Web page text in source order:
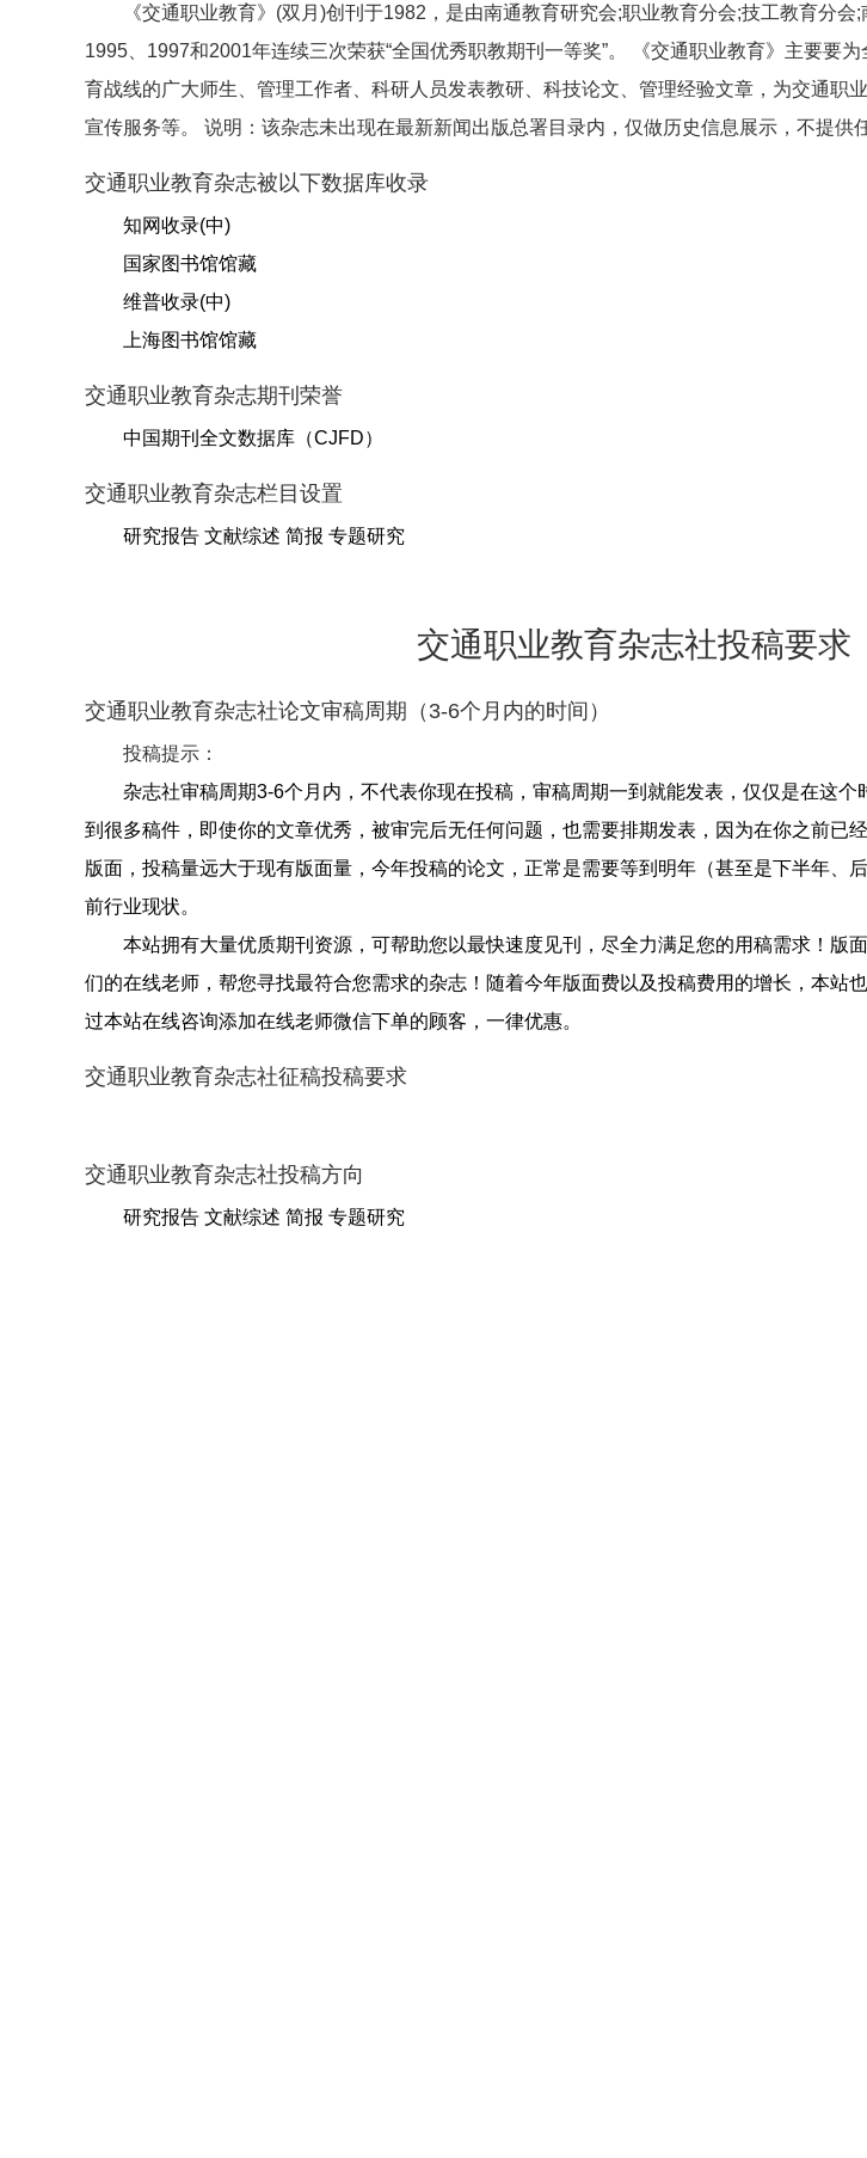
《交通职业教育》(双月)创刊于1982，是由南通教育研究会;职业教育分会;技工教育分
1995、1997和2001年连续三次荣获“全国优秀职教期刊一等奖”。 《交通职业教育》主要要
育战线的广大师生、管理工作者、科研人员发表教研、科技论文、管理经验文章，为交通职
宣传服务等。 说明：该杂志未出现在最新新闻出版总署目录内，仅做历史信息展示，不提供
交通职业教育杂志被以下数据库收录
知网收录(中)
国家图书馆馆藏
维普收录(中)
上海图书馆馆藏
交通职业教育杂志期刊荣誉
中国期刊全文数据库（CJFD）
交通职业教育杂志栏目设置
研究报告 文献综述 简报 专题研究
交通职业教育杂志社投稿要求
交通职业教育杂志社论文审稿周期（3-6个月内的时间）
投稿提示：
杂志社审稿周期3-6个月内，不代表你现在投稿，审稿周期一到就能发表，仅仅是在这
到很多稿件，即使你的文章优秀，被审完后无任何问题，也需要排期发表，因为在你之前已
版面，投稿量远大于现有版面量，今年投稿的论文，正常是需要等到明年（甚至是下半年、
前行业现状。
本站拥有大量优质期刊资源，可帮助您以最快速度见刊，尽全力满足您的用稿需求！版
们的在线老师，帮您寻找最符合您需求的杂志！随着今年版面费以及投稿费用的增长，本站
过本站在线咨询添加在线老师微信下单的顾客，一律优惠。
交通职业教育杂志社征稿投稿要求
交通职业教育杂志社投稿方向
研究报告 文献综述 简报 专题研究